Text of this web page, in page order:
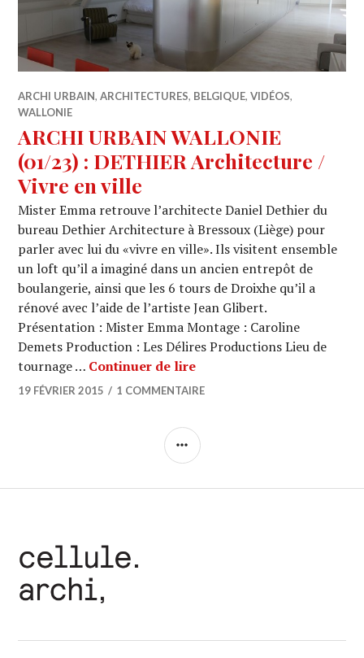
ARCHI URBAIN,ARCHITECTURES, BELGIQUE,VIDÉOS,
WALLONIE
ARCHI URBAIN WALLONIE
(01/23) : DETHIER Architecture /
Vivre en ville
Mister Emma retrouve l’architecte Daniel Dethier du
bureau Dethier Architecture à Bressoux (Liège) pour
parler avec lui du «vivre en ville». Ils visitent ensemble
un loft qu’il a imaginé dans un ancien entrepôt de
boulangerie, ainsi que les 6 tours de Droixhe qu’il a
rénové avec l’aide de l’artiste Jean Glibert.
Présentation : Mister Emma Montage : Caroline
Demets Production : Les Délires Productions Lieu de
tournage … Continuer de lireARCHI URBAIN
19 FÉVRIER 2015 1 COMMENTAIRE
COLONNE